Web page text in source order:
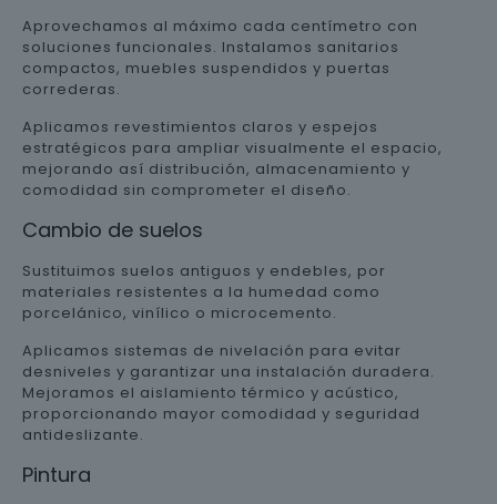
Aprovechamos al máximo cada centímetro con
soluciones funcionales. Instalamos sanitarios
compactos, muebles suspendidos y puertas
correderas.
Aplicamos revestimientos claros y espejos
estratégicos para ampliar visualmente el espacio,
mejorando así distribución, almacenamiento y
comodidad sin comprometer el diseño.
Cambio de suelos
Sustituimos suelos antiguos y endebles, por
materiales resistentes a la humedad como
porcelánico, vinílico o microcemento.
Aplicamos sistemas de nivelación para evitar
desniveles y garantizar una instalación duradera.
Mejoramos el aislamiento térmico y acústico,
proporcionando mayor comodidad y seguridad
antideslizante.
Pintura